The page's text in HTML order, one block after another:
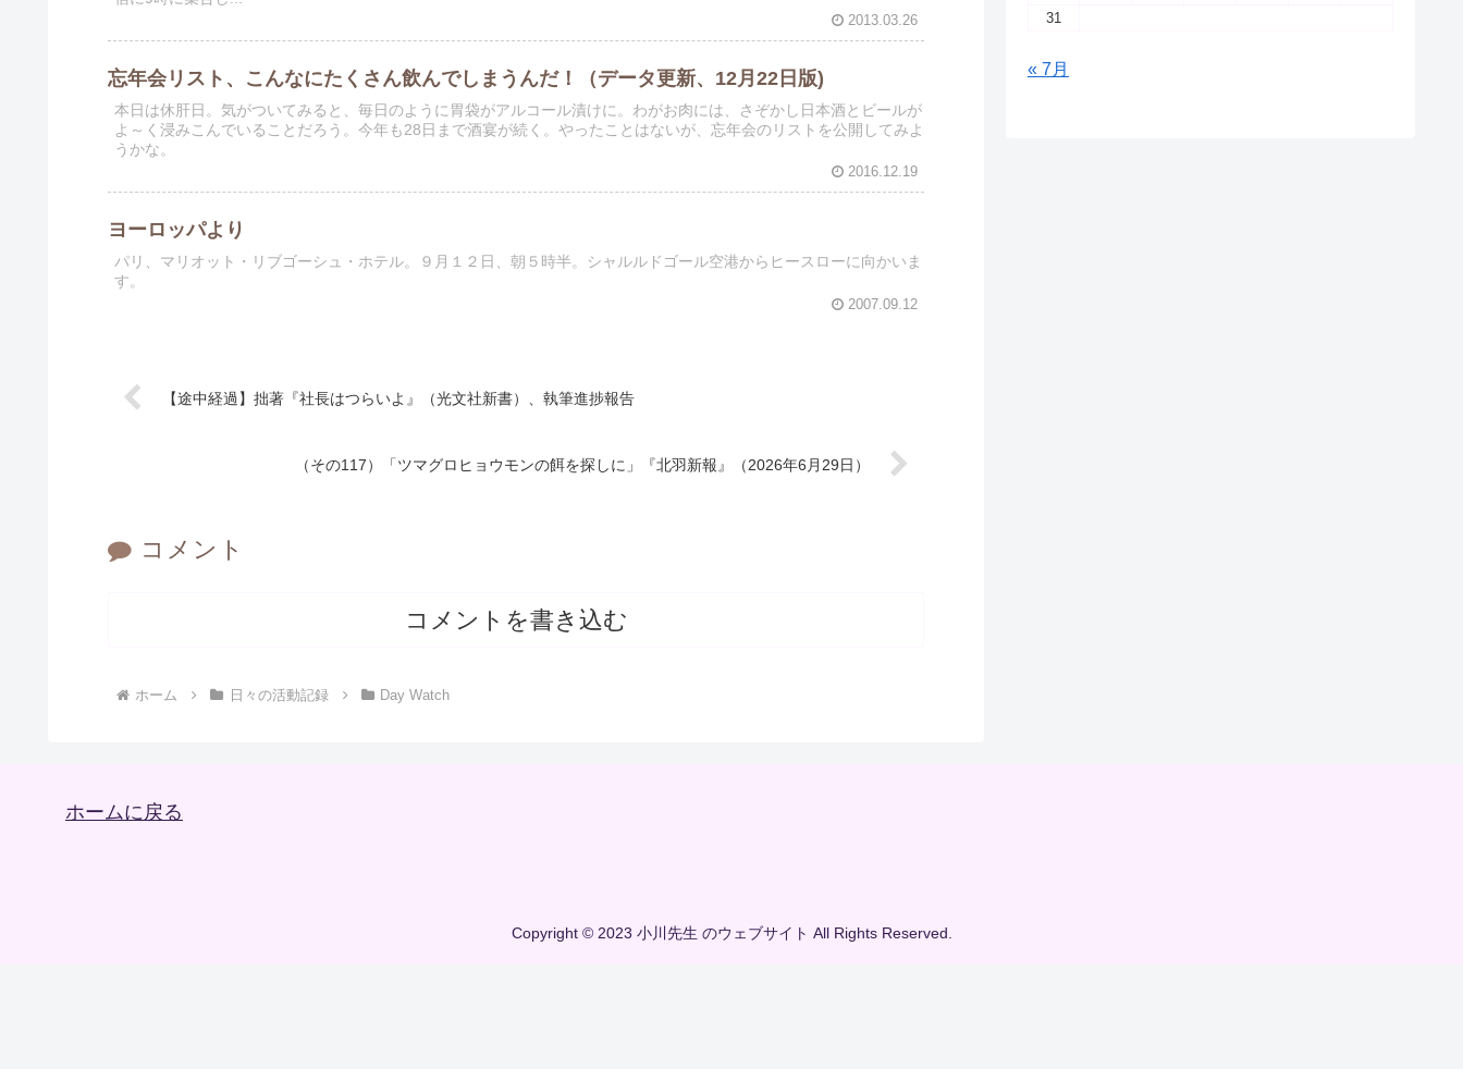
2013.03.26
忘年会リスト、こんなにたくさん飲んでしまうんだ！（データ更新、12月22日版)
本日は休肝日。気がついてみると、毎日のように胃袋がアルコール漬けに。わがお肉には、さぞかし日本酒とビールが
よ～く浸みこんでいることだろう。今年も28日まで酒宴が続く。やったことはないが、忘年会のリストを公開してみよ
うかな。
2016.12.19
ヨーロッパより
パリ、マリオット・リブゴーシュ・ホテル。９月１２日、朝５時半。シャルルドゴール空港からヒースローに向かいま
す。
2007.09.12
【途中経過】拙著『社長はつらいよ』（光文社新書）、執筆進捗報告
（その117）「ツマグロヒョウモンの餌を探しに」『北羽新報』（2026年6月29日）
コメント
コメントを書き込む
ホーム 日々の活動記録 Day Watch
31
« 7月
ホームに戻る
Copyright © 2023 小川先生 のウェブサイト All Rights Reserved.